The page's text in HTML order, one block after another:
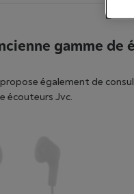
gamme de
également de
écouteurs Jvc.